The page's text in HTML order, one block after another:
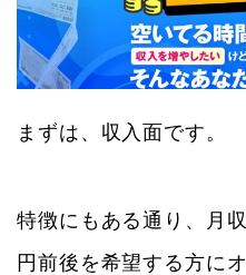
まずは、収入面です。
特徴にもある通り、月
円前後を希望する方に